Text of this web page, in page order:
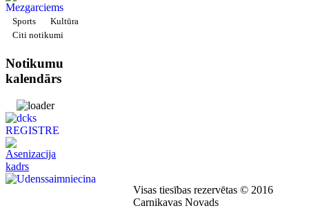
Sports
Kultūra
Citi notikumi
Notikumu
kalendārs
Visas tiesības rezervētas © 2016
Carnikavas Novads